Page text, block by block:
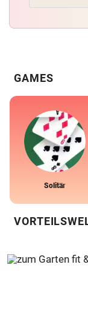
GAMES
Solitär